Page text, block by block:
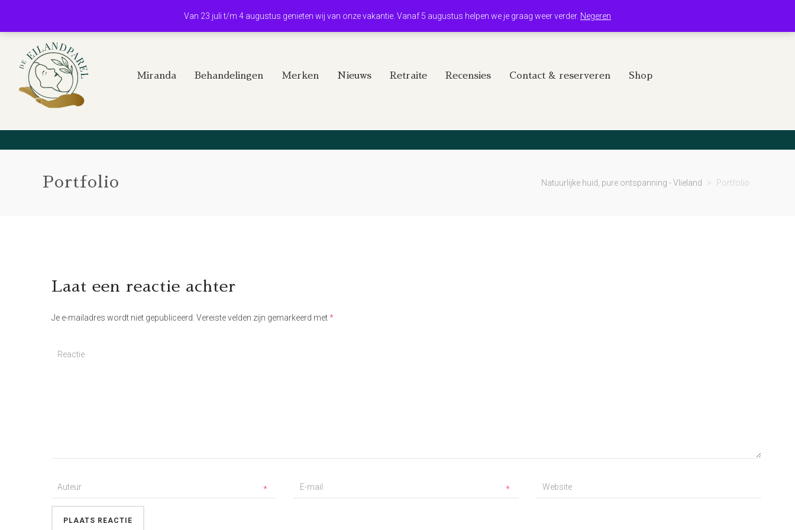
Van 23 juli t/m 4 augustus genieten wij van onze vakantie. Vanaf 5 augustus helpen we je graag weer verder. Negeren
Miranda Behandelingen Merken Nieuws Retraite Recensies Contact & reserveren Shop
Portfolio Natuurlijke huid, pure ontspanning - Vlieland > Portfolio
Laat een reactie achter
Je e-mailadres wordt niet gepubliceerd. Vereiste velden zijn gemarkeerd met*
* *